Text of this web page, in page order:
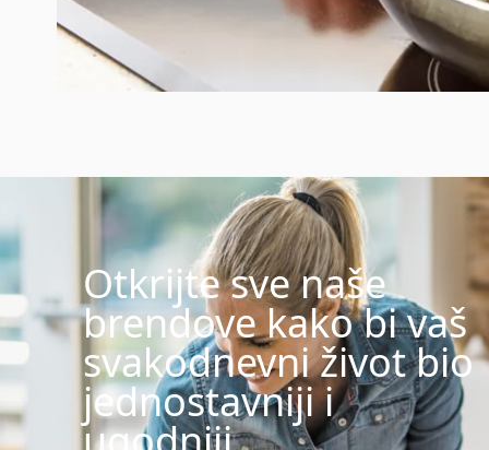
Otkrijte sve naše
brendove kako bi vaš
svakodnevni život bio
jednostavniji i